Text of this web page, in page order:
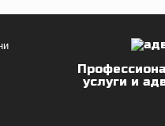
услуги и